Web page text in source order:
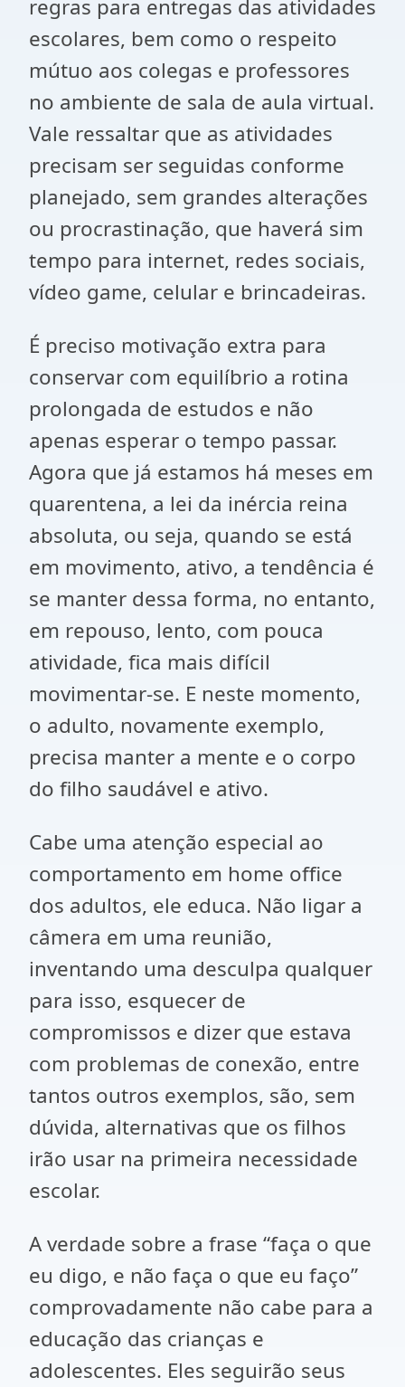
regras para entregas das atividades
escolares, bem como o respeito
mútuo aos colegas e professores
no ambiente de sala de aula virtual.
Vale ressaltar que as atividades
precisam ser seguidas conforme
planejado, sem grandes alterações
ou procrastinação, que haverá sim
tempo para internet, redes sociais,
vídeo game, celular e brincadeiras.
É preciso motivação extra para
conservar com equilíbrio a rotina
prolongada de estudos e não
apenas esperar o tempo passar.
Agora que já estamos há meses em
quarentena, a lei da inércia reina
absoluta, ou seja, quando se está
em movimento, ativo, a tendência é
se manter dessa forma, no entanto,
em repouso, lento, com pouca
atividade, fica mais difícil
movimentar-se. E neste momento,
o adulto, novamente exemplo,
precisa manter a mente e o corpo
do filho saudável e ativo.
Cabe uma atenção especial ao
comportamento em home office
dos adultos, ele educa. Não ligar a
câmera em uma reunião,
inventando uma desculpa qualquer
para isso, esquecer de
compromissos e dizer que estava
com problemas de conexão, entre
tantos outros exemplos, são, sem
dúvida, alternativas que os filhos
irão usar na primeira necessidade
escolar.
A verdade sobre a frase “faça o que
eu digo, e não faça o que eu faço”
comprovadamente não cabe para a
educação das crianças e
adolescentes. Eles seguirão seus